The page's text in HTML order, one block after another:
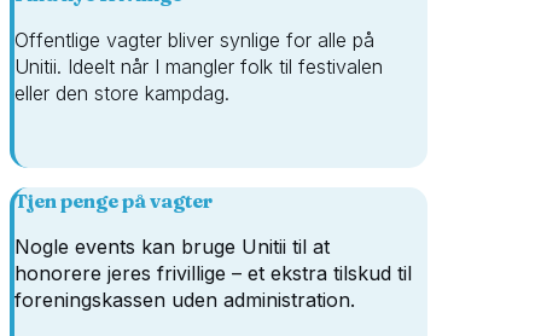
Offentlige vagter bliver synlige for alle på
Unitii. Ideelt når I mangler folk til festivalen
eller den store kampdag.
Tjen penge på vagter
Nogle events kan bruge Unitii til at
honorere jeres frivillige – et ekstra tilskud til
foreningskassen uden administration.